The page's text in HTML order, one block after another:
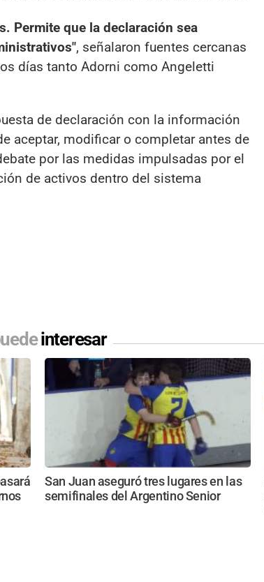
Permite que la declaración sea
, señalaron fuentes cercanas
días tanto Adorni como Angeletti
de declaración con la información
aceptar, modificar o completar antes de
por las medidas impulsadas por el
de activos dentro del sistema
interesar
San Juan aseguró tres lugares en las
semifinales del Argentino Senior